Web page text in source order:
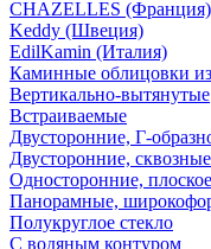
CHAZELLES (Франция)
Keddy (Швеция)
EdilKamin (Италия)
Каминные облицовки
Вертикально-вытянутые
Встраиваемые
Двусторонние, Г-
Двусторонние,
Односторонние,
Панорамные,
Полукруглое стекло
С водяным контуром